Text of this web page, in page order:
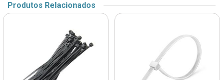
Produtos Relacionados